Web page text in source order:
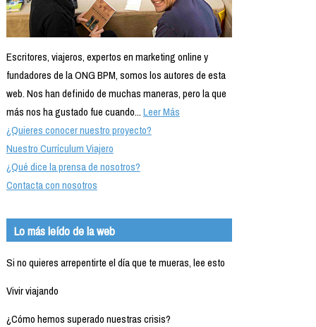
Escritores, viajeros, expertos en marketing online y
fundadores de la ONG BPM, somos los autores de esta
web. Nos han definido de muchas maneras, pero la que
más nos ha gustado fue cuando...Leer Más
¿Quieres conocer nuestro proyecto?
Nuestro Currículum Viajero
¿Qué dice la prensa de nosotros?
Contacta con nosotros
Lo más leído de la web
Si no quieres arrepentirte el día que te mueras, lee esto
Vivir viajando
¿Cómo hemos superado nuestras crisis?